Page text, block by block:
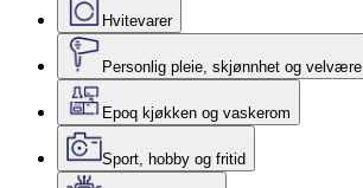
Hvitevarer
Personlig pleie, skjønnhet og velvære
Epoq kjøkken og vaskerom
Sport, hobby og fritid